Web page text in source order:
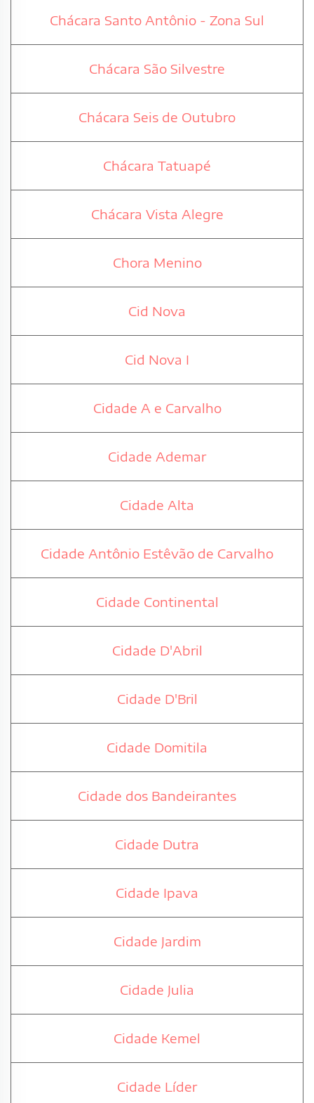
Chácara Santo Antônio - Zona Sul
Chácara São Silvestre
Chácara Seis de Outubro
Chácara Tatuapé
Chácara Vista Alegre
Chora Menino
Cid Nova
Cid Nova I
Cidade A e Carvalho
Cidade Ademar
Cidade Alta
Cidade Antônio Estêvão de Carvalho
Cidade Continental
Cidade D'Abril
Cidade D'Bril
Cidade Domitila
Cidade dos Bandeirantes
Cidade Dutra
Cidade Ipava
Cidade Jardim
Cidade Julia
Cidade Kemel
Cidade Líder